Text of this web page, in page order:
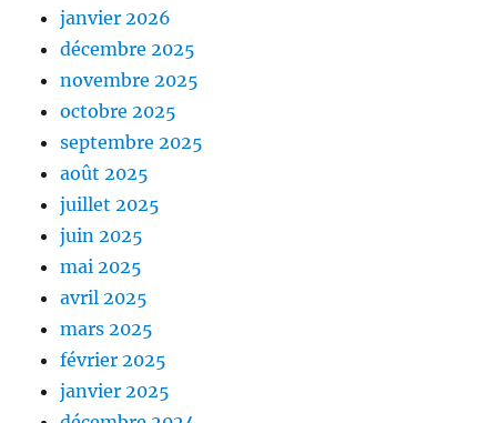
janvier 2026
décembre 2025
novembre 2025
octobre 2025
septembre 2025
août 2025
juillet 2025
juin 2025
mai 2025
avril 2025
mars 2025
février 2025
janvier 2025